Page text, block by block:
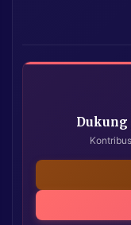
Dukung